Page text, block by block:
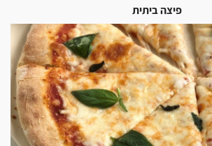
פיצה ביתית